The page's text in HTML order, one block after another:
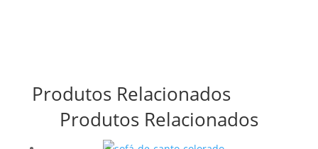
Produtos Relacionados
Produtos Relacionados